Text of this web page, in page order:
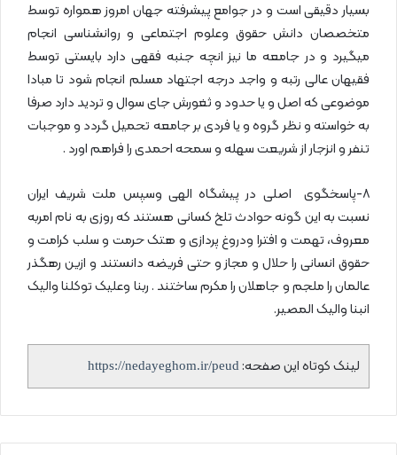
بسیار دقیقی است و در جوامع پیشرفته جهان امروز همواره توسط
متخصصان دانش حقوق وعلوم اجتماعی و روانشناسی انجام
میگیرد و در جامعه ما نیز انچه جنبه فقهی دارد بایستی توسط
فقیهان عالی رتبه و واجد درجه اجتهاد مسلم انجام شود تا مبادا
موضوعی که اصل و یا حدود و ثغورش جای سوال و تردید دارد صرفا
به خواسته و نظر گروه و یا فردی بر جامعه تحمیل گردد و موجبات
تنفر و انزجار از شریعت سهله و سمحه احمدی را فراهم اورد .
۸-پاسخگوی اصلی در پیشگاه الهی وسپس ملت شریف ایران
نسبت به این گونه حوادث تلخ کسانی هستند که روزی به نام امربه
معروف، تهمت و افترا ودروغ پردازی و هتک حرمت و سلب کرامت و
حقوق انسانی را حلال و مجاز و حتی فریضه دانستند و ازین رهگذر
عالمان را ملجم و جاهلان را مکرم ساختند . ربنا وعلیک توکلنا والیک
انبنا والیک المصیر.
لینک کوتاه این صفحه: https://nedayeghom.ir/peud